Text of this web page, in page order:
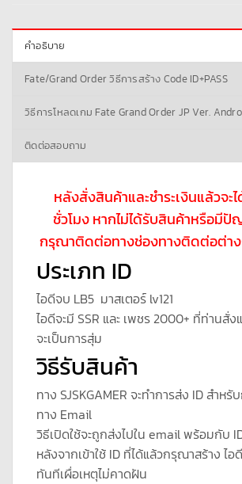
คำอธิบาย
Fate/Grand Order วิธีการสร้าง Code ID+PASS
วิธีการโหลดเกม Fate Grand Order JP Ver.
ติดต่อสอบถาม
หลังสั่งสินค้าและชำระเงินแล้วจะไ
ชั่วโมง หากไม่ได้รับสินค้าหรือมี
กรุณาติดต่อทางช่องทางติดต่อต่าง
ประเภท ID
ไอดีจบ LB5 มาสเตอร์ lv121
ไอดีจะมี SSR และ เพชร 2000+ ที่ท่านสั่
จะเป็นการสุ่ม
วิธีรับสินค้า
ทาง SJSKGAMER จะทำการส่ง ID สำหรั
ทาง Email
วิธีเปิดใช้จะถูกส่งไปใน email พร้อมกับ
หลังจากเข้าใช้ ID ที่ได้แล้วกรุณาสร้าง ไอ
ทันทีเผื่อเหตุไม่คาดฝัน